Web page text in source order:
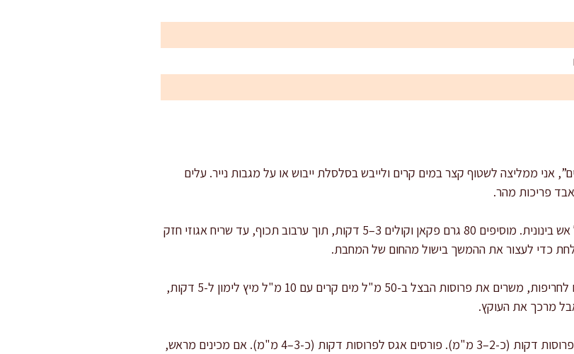
אני ממליצה לשטוף קצר במים קרים ולייבש בסלסלת ייבוש או על מגבות נייר. עלים
פריכות מהר.
קולים את הפקאן: מחממים מחבת כבדה על אש בינונית. מוסיפים 80 גרם פקאן וקולים 3–5 דקות, תוך ערבוב תכוף, עד שריח אגוזי חזק
כדי לעצור את ההמשך בישול מהחום של המחבת.
מכינים בצל סגול עדין יותר: אם אתם רגישים לחריפות, משרים את פרוסות הבצל ב-50 מ"ל מים קרים עם 10 מ"ל מיץ לימון ל-5 דקות,
מרכך את העוקץ.
פורסים את הירקות והפרי: פורסים מלפפון לפרוסות דקות (כ-2–3 מ"מ). פורסים אגס לפרוסות דקות (כ-3–4 מ"מ). אם מכינים מראש,